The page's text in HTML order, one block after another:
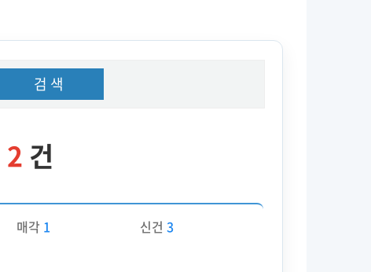
검 색
2 건
매각 1 신건 3